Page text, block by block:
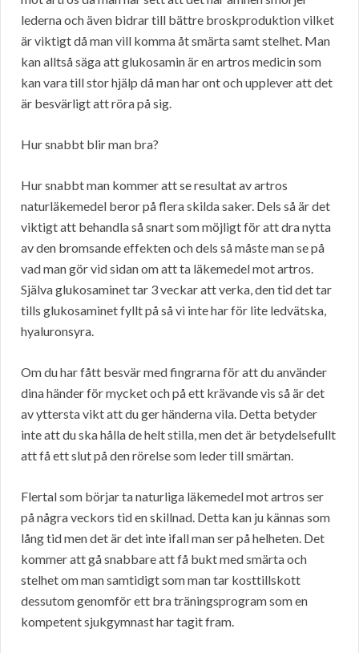
lederna och även bidrar till bättre broskproduktion vilket
är viktigt då man vill komma åt smärta samt stelhet. Man
kan alltså säga att glukosamin är en artros medicin som
kan vara till stor hjälp då man har ont och upplever att det
är besvärligt att röra på sig.
Hur snabbt blir man bra?
Hur snabbt man kommer att se resultat av artros
naturläkemedel beror på flera skilda saker. Dels så är det
viktigt att behandla så snart som möjligt för att dra nytta
av den bromsande effekten och dels så måste man se på
vad man gör vid sidan om att ta läkemedel mot artros.
Själva glukosaminet tar 3 veckar att verka, den tid det tar
tills glukosaminet fyllt på så vi inte har för lite ledvätska,
hyaluronsyra.
Om du har fått besvär med fingrarna för att du använder
dina händer för mycket och på ett krävande vis så är det
av yttersta vikt att du ger händerna vila. Detta betyder
inte att du ska hålla de helt stilla, men det är betydelsefullt
att få ett slut på den rörelse som leder till smärtan.
Flertal som börjar ta naturliga läkemedel mot artros ser
på några veckors tid en skillnad. Detta kan ju kännas som
lång tid men det är det inte ifall man ser på helheten. Det
kommer att gå snabbare att få bukt med smärta och
stelhet om man samtidigt som man tar kosttillskott
dessutom genomför ett bra träningsprogram som en
kompetent sjukgymnast har tagit fram.